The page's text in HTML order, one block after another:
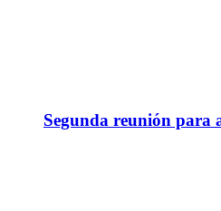
Segunda reunión para